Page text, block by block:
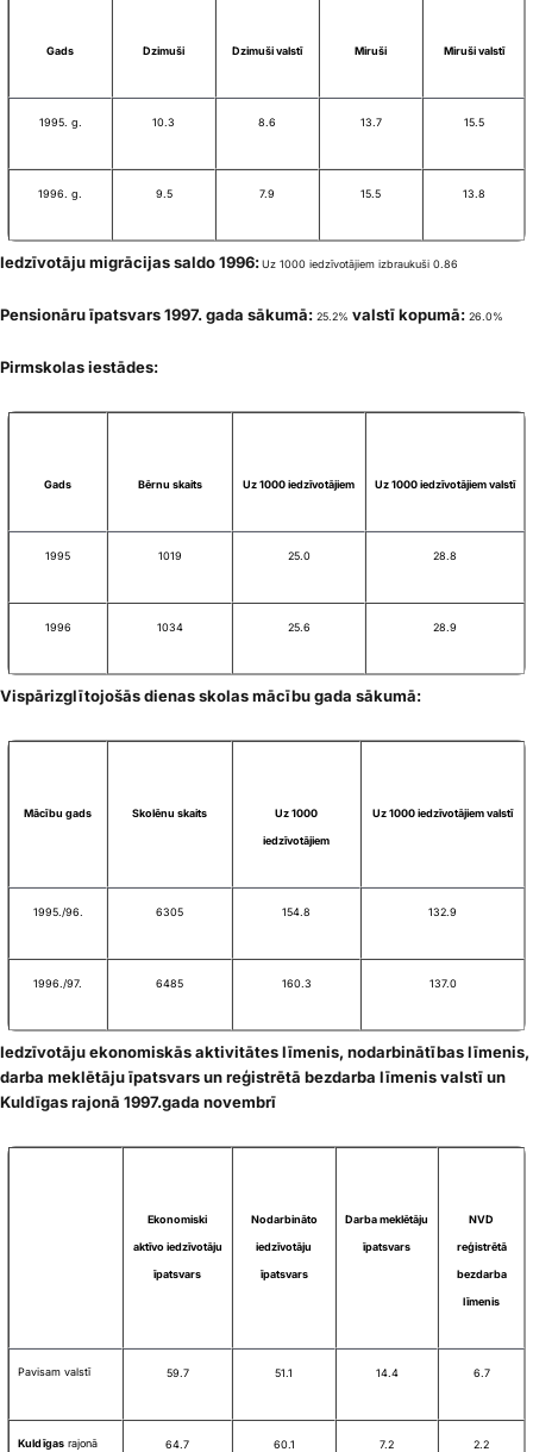
Gads Dzimuši Dzimuši valstī Miruši Miruši valstī
1995. g. 10.3 8.6 13.7 15.5
1996. g. 9.5 7.9 15.5 13.8
Iedzīvotāju migrācijas saldo 1996:Uz 1000 iedzīvotājiem izbraukuši 0.86
Pensionāru īpatsvars 1997. gada sākumā: 25.2% valstī kopumā: 26.0%
Pirmskolas iestādes:
Gads Bērnu skaits Uz 1000 iedzīvotājiem Uz 1000 iedzīvotājiem valstī
1995 1019 25.0 28.8
1996 1034 25.6 28.9
Vispārizglītojošās dienas skolas mācību gada sākumā:
Mācību gads Skolēnu skaits Uz 1000
iedzīvotājiem
Uz 1000 iedzīvotājiem valstī
1995./96. 6305 154.8 132.9
1996./97. 6485 160.3 137.0
Iedzīvotāju ekonomiskās aktivitātes līmenis, nodarbinātības līmenis,
darba meklētāju īpatsvars un reģistrētā bezdarba līmenis valstī un
Kuldīgas rajonā 1997.gada novembrī
Ekonomiski
aktīvo iedzīvotāju
īpatsvars
Nodarbināto
iedzīvotāju
īpatsvars
Darba meklētāju
īpatsvars
NVD
reģistrētā
bezdarba
līmenis
Pavisam valstī 59.7 51.1 14.4 6.7
Kuldīgas rajonā 64.7 60.1 7.2 2.2